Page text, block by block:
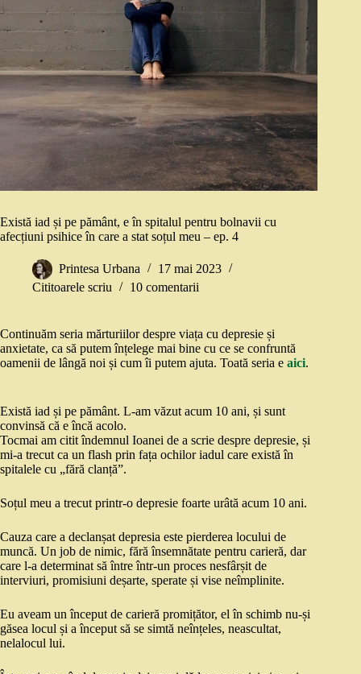
Există iad și pe pământ, e în spitalul pentru bolnavii cu
afecțiuni psihice în care a stat soțul meu – ep. 4
Printesa Urbana
17 mai 2023
Cititoarele scriu
10 comentarii
Continuăm seria mărturiilor despre viața cu depresie și
anxietate, ca să putem înțelege mai bine cu ce se confruntă
oamenii de lângă noi și cum îi putem ajuta. Toată seria e aici.
Există iad și pe pământ. L-am văzut acum 10 ani, și sunt
convinsă că e încă acolo.
Tocmai am citit îndemnul Ioanei de a scrie despre depresie, și
mi-a trecut ca un flash prin fața ochilor iadul care există în
spitalele cu „fără clanță”.
Soțul meu a trecut printr-o depresie foarte urâtă acum 10 ani.
Cauza care a declanșat depresia este pierderea locului de
muncă. Un job de nimic, fără însemnătate pentru carieră, dar
care l-a determinat să între într-un proces nesfârșit de
interviuri, promisiuni deșarte, sperate și vise neîmplinite.
Eu aveam un început de carieră promițător, el în schimb nu-și
găsea locul și a început să se simtă neînțeles, neascultat,
nelalocul lui.